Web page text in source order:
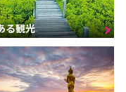
る観光